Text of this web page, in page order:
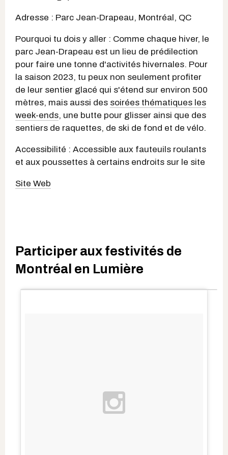
Adresse : Parc Jean-Drapeau, Montréal, QC
Pourquoi tu dois y aller : Comme chaque hiver, le
parc Jean-Drapeau est un lieu de prédilection
pour faire une tonne d'activités hivernales. Pour
la saison 2023, tu peux non seulement profiter
de leur sentier glacé qui s'étend sur environ 500
mètres, mais aussi des soirées thématiques les
week-ends, une butte pour glisser ainsi que des
sentiers de raquettes, de ski de fond et de vélo.
Accessibilité : Accessible aux fauteuils roulants
et aux poussettes à certains endroits sur le site
Site Web
Participer aux festivités de
Montréal en Lumière